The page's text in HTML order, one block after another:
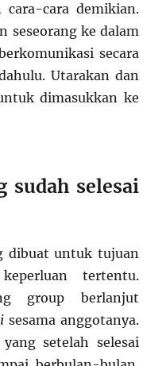
cara-cara demikian.
seseorang ke dalam
secara
Utarakan dan
dimasukkan ke
sudah selesai
dibuat untuk tujuan
tertentu.
group berlanjut
sesama anggotanya.
setelah selesai